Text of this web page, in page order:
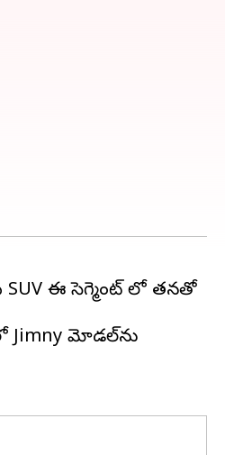
SUV ఈ సెగ్మెంట్ లో తనతో
Jimny మోడల్‌ను